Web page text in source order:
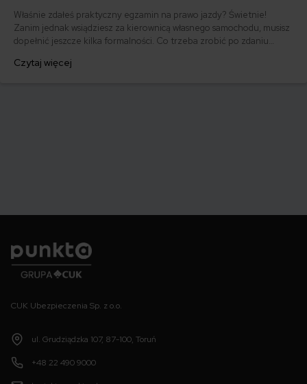
Właśnie zdałeś praktyczny egzamin na prawo jazdy? Świetnie!
Zanim jednak wsiądziesz za kierownicą własnego samochodu, musisz
dopełnić jeszcze kilka formalności. Co trzeba zrobić po zdaniu
którym szybko załatwisz sprawy urzędowe i będziesz mógł prowadzić
Czytaj więcej
CUK Ubezpieczenia Sp. z o.o.
ul. Grudziądzka 107, 87-100, Toruń
+48 22 490 9000